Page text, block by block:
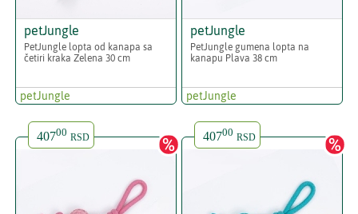
petJungle
PetJungle lopta od kanapa sa
četiri kraka Zelena 30 cm
petJungle
petJungle
PetJungle gumena lopta na
kanapu Plava 38 cm
petJungle
40700 RSD 40700 RSD